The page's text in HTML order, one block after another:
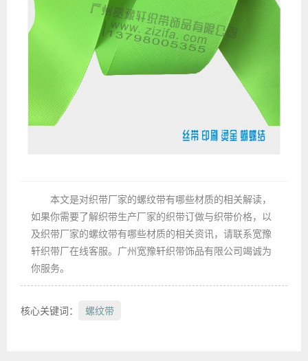
本文是对织带厂家的螺纹带有哪些材质的相关解读，
如果你需要了解织带生产厂家的织带订做与织带价格，以
及织带厂家的螺纹带有哪些材质的相关资讯，请联系宽豫
轩织带厂在线客服。广州宽豫轩织带饰品有限公司竭诚为
你服务。
核心关键词： 螺纹带